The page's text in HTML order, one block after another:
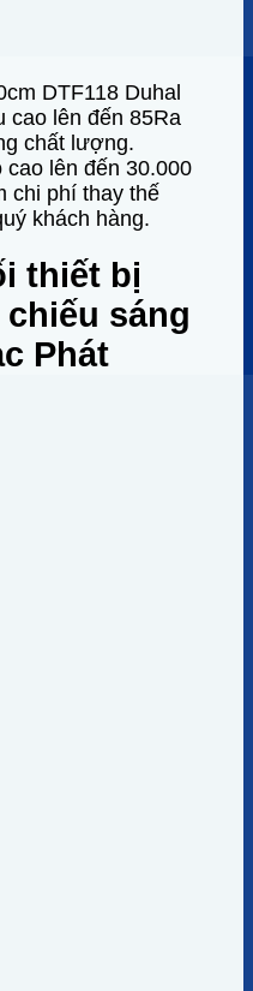
DTF118 Duhal
cao lên đến 85Ra
chất lượng.
cao lên đến 30.000
chi phí thay thế
khách hàng.
thiết bị
sáng
Phát